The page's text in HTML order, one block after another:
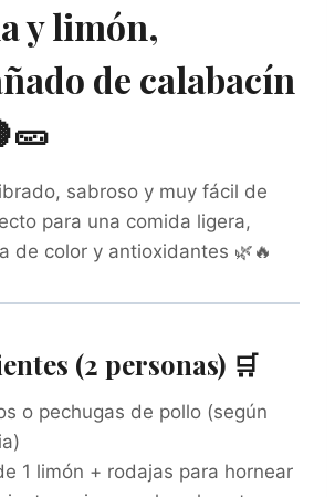
y limón,
de calabacín
sabroso y muy fácil de
para una comida ligera,
de color y antioxidantes 🌿🔥
(2 personas) 🛒
o pechugas de pollo (según
1 limón + rodajas para hornear